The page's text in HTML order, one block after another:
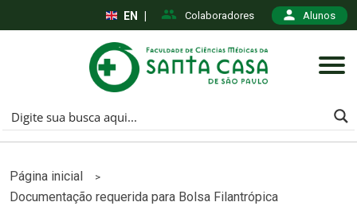
Colaboradores Alunos
EN
Página inicial >
Documentação requerida para Bolsa Filantrópica